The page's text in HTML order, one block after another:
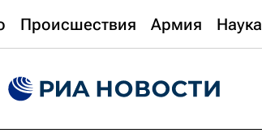
Происшествия Армия Наука